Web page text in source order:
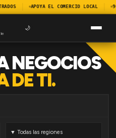
APOYA EL COMERCIO LOCAL
🌙
NEGOCIOS
DE TI.